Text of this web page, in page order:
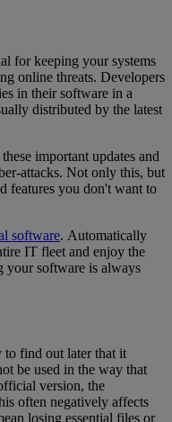
for keeping your systems
online threats. Developers
in their software in a
distributed by the latest
important updates and
attacks. Not only this, but
features you don't want to
software. Automatically
IT fleet and enjoy the
your software is always
to find out later that it
be used in the way that
version, the
often negatively affects
losing essential files or